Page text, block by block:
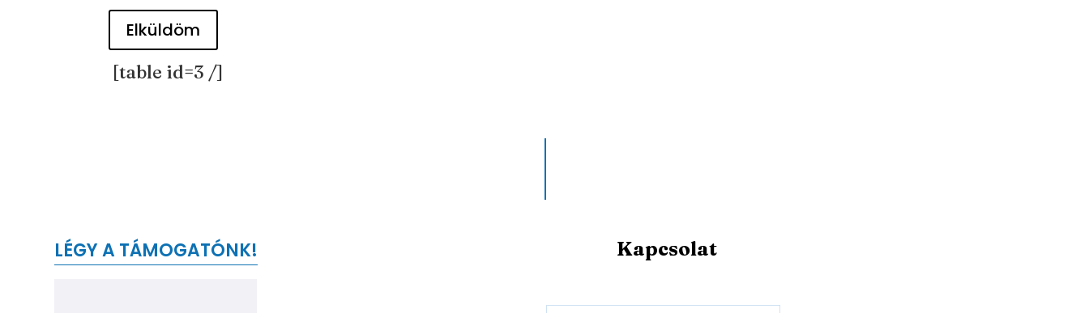
Elküldöm
[table id=3 /]
LÉGY A TÁMOGATÓNK! Kapcsolat